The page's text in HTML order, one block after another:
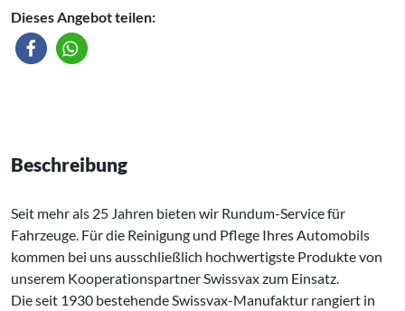
Dieses Angebot teilen:
Beschreibung
Seit mehr als 25 Jahren bieten wir Rundum-Service für
Fahrzeuge. Für die Reinigung und Pflege Ihres Automobils
kommen bei uns ausschließlich hochwertigste Produkte von
unserem Kooperationspartner Swissvax zum Einsatz.
Die seit 1930 bestehende Swissvax-Manufaktur rangiert in